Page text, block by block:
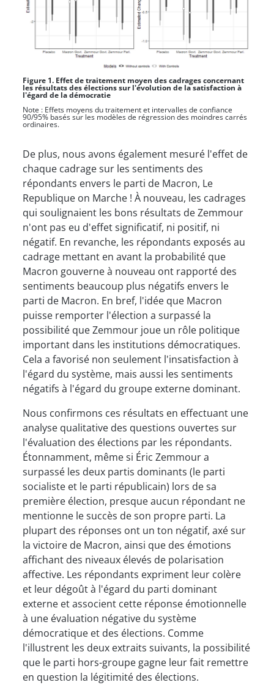
Figure 1. Effet de traitement moyen des cadrages concernant
les résultats des élections sur l'évolution de la satisfaction à
l'égard de la démocratie
Note : Effets moyens du traitement et intervalles de confiance
90/95% basés sur les modèles de régression des moindres carrés
ordinaires.
De plus, nous avons également mesuré l'effet de
chaque cadrage sur les sentiments des
répondants envers le parti de Macron, Le
Republique on Marche ! À nouveau, les cadrages
qui soulignaient les bons résultats de Zemmour
n'ont pas eu d'effet significatif, ni positif, ni
négatif. En revanche, les répondants exposés au
cadrage mettant en avant la probabilité que
Macron gouverne à nouveau ont rapporté des
sentiments beaucoup plus négatifs envers le
parti de Macron. En bref, l'idée que Macron
puisse remporter l'élection a surpassé la
possibilité que Zemmour joue un rôle politique
important dans les institutions démocratiques.
Cela a favorisé non seulement l'insatisfaction à
l'égard du système, mais aussi les sentiments
négatifs à l'égard du groupe externe dominant.
Nous confirmons ces résultats en effectuant une
analyse qualitative des questions ouvertes sur
l'évaluation des élections par les répondants.
Étonnamment, même si Éric Zemmour a
surpassé les deux partis dominants (le parti
socialiste et le parti républicain) lors de sa
première élection, presque aucun répondant ne
mentionne le succès de son propre parti. La
plupart des réponses ont un ton négatif, axé sur
la victoire de Macron, ainsi que des émotions
affichant des niveaux élevés de polarisation
affective. Les répondants expriment leur colère
et leur dégoût à l'égard du parti dominant
externe et associent cette réponse émotionnelle
à une évaluation négative du système
démocratique et des élections. Comme
l'illustrent les deux extraits suivants, la possibilité
que le parti hors-groupe gagne leur fait remettre
en question la légitimité des élections.